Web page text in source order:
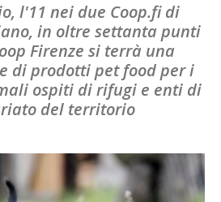
l'11 nei due Coop.fi di
in oltre settanta punti
Firenze si terrà una
di prodotti pet food per i
ospiti di rifugi e enti di
del territorio